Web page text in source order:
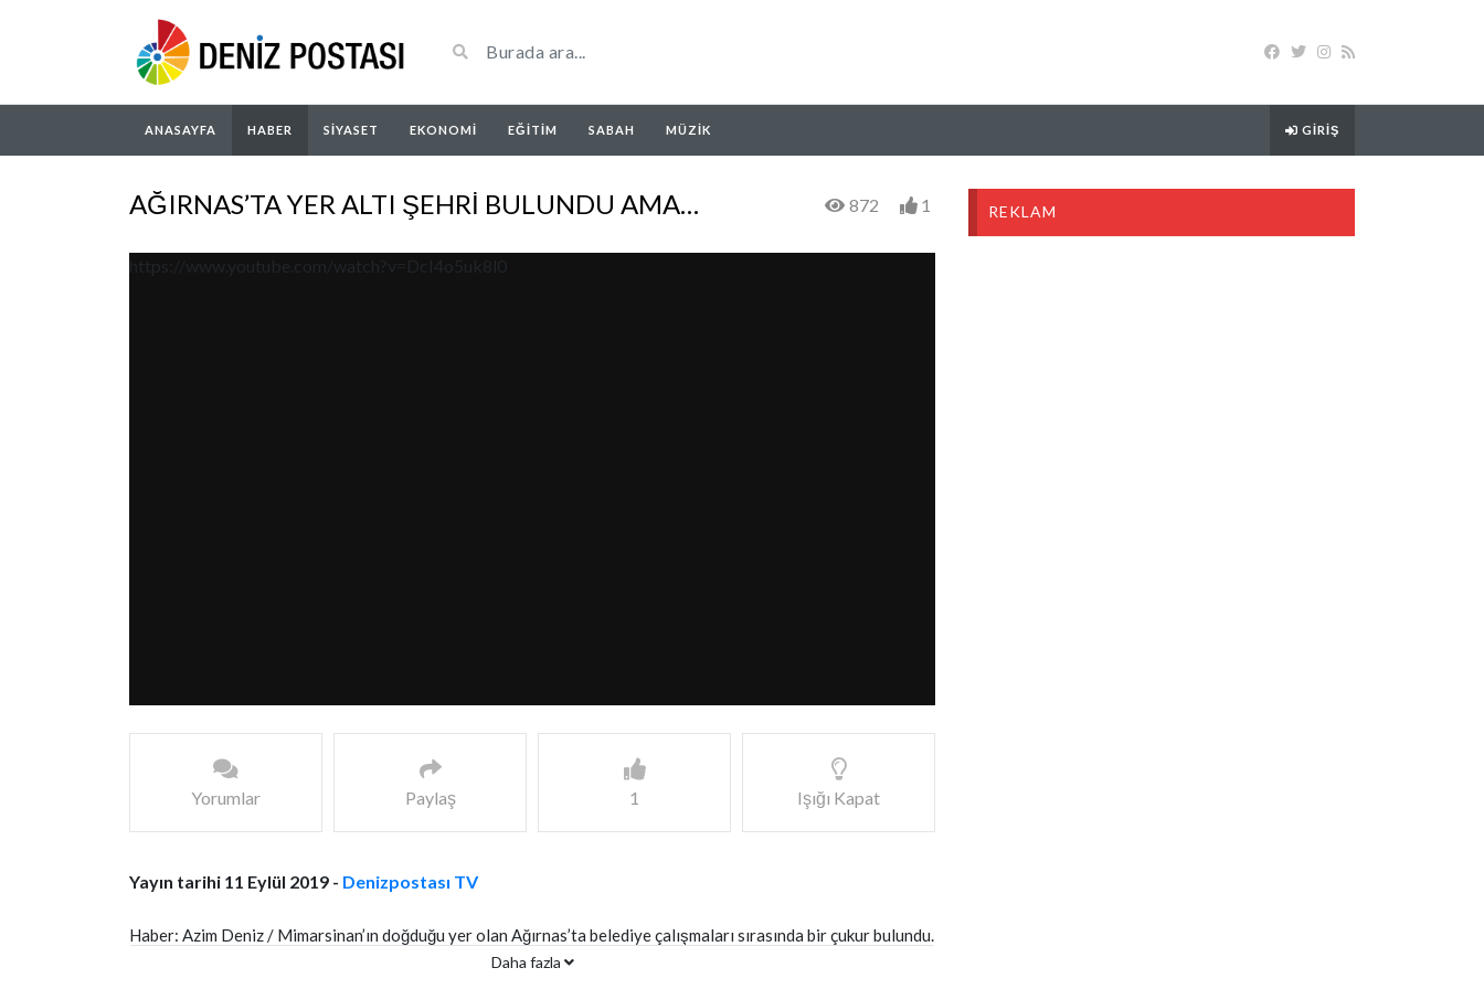
ANASAYFA HABER SIYASET EKONOMI EĞITIM SABAH MÜZIK GIRIŞ
AĞIRNAS’TA YER ALTI ŞEHRİ BULUNDU AMA… 872 1
https://www.youtube.com/watch?v=DcI4o5uk8l0
Yorumlar Paylaş 1 Işığı Kapat
Yayın tarihi 11 Eylül 2019 - Denizpostası TV
Haber: Azim Deniz / Mimarsinan’ın doğduğu yer olan Ağırnas’ta belediye çalışmaları sırasında bir çukur bulundu.
Çukurun bir yer altı şehrine gittiği öğrenilirken, belediye ekiplerinin o çukuru kapatması ise şaşırttı.
Daha fazla
REKLAM